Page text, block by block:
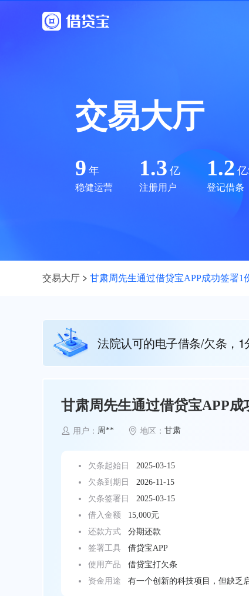
交易大厅
9 年
稳健运营
1.3 亿
注册用户
1.2
登记借条
交易大厅 甘肃周先生通过借贷宝APP成功签署1
法院认可的电子借条/欠条，1
甘肃周先生通过借贷宝APP成
用户： 周** 地区： 甘肃
欠条起始日
2025-03-15
欠条到期日
2026-11-15
欠条签署日
2025-03-15
借入金额
15,000元
还款方式
分期还款
签署工具
借贷宝APP
使用产品
借贷宝打欠条
资金用途
有一个创新的科技项目，但缺乏